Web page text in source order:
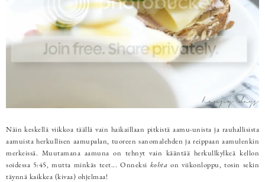
Näin keskellä viikkoa täällä vain haikaillaan pitkistä aamu-unista ja rauhallisista
aamuista herkullisen aamupalan, tuoreen sanomalehden ja reippaan aamulenkin
merkeissä. Muutamana aamuna on tehnyt vain kääntää herkullkylkeä kellon
soidessa 5:45, mutta minkäs teet... Onneksi kohta on viikonloppu, tosin sekin
täynnä kaikkea (kivaa) ohjelmaa!